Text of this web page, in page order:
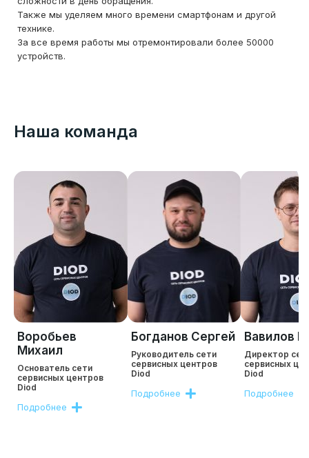
Также мы уделяем много времени смартфонам и другой
технике.
За все время работы мы отремонтировали более 50000
устройств.
Наша команда
Воробьев
Михаил
Основатель сети
сервисных центров
Diod
Подробнее
Богданов Сергей
Руководитель сети
сервисных центров
Diod
Подробнее
Вавилов
Директор
сервисных
Diod
Подробнее